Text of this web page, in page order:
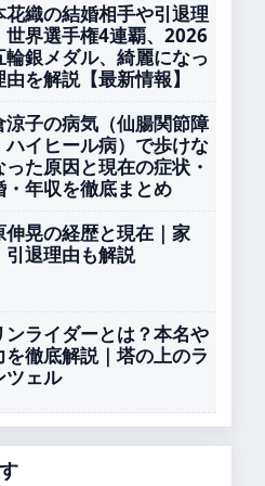
花織の結婚相手や引退理
世界選手権4連覇、2026
輪銀メダル、綺麗になっ
由を解説【最新情報】
涼子の病気（仙腸関節障
ハイヒール病）で歩けな
った原因と現在の症状・
・年収を徹底まとめ
伸晃の経歴と現在｜家
引退理由も解説
ンライダーとは？本名や
を徹底解説｜塔の上のラ
ツェル